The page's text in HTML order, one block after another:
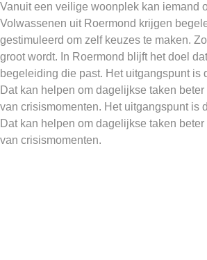
Vanuit een veilige woonplek kan iemand
Volwassenen uit Roermond krijgen
gestimuleerd om zelf keuzes te maken.
groot wordt. In Roermond blijft het doel
begeleiding die past. Het uitgangspunt is
Dat kan helpen om dagelijkse taken
van crisismomenten. Het uitgangspunt is
Dat kan helpen om dagelijkse taken
van crisismomenten.